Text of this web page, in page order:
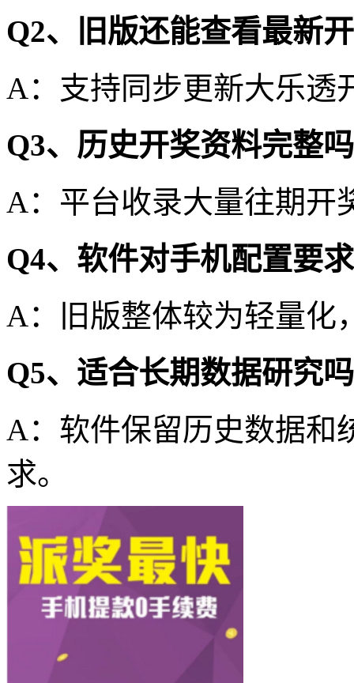
Q2、旧版还能查看最新
A：支持同步更新大乐透
Q3、历史开奖资料完整
A：平台收录大量往期开
Q4、软件对手机配置要
A：旧版整体较为轻量化
Q5、适合长期数据研究
A：软件保留历史数据和
求。